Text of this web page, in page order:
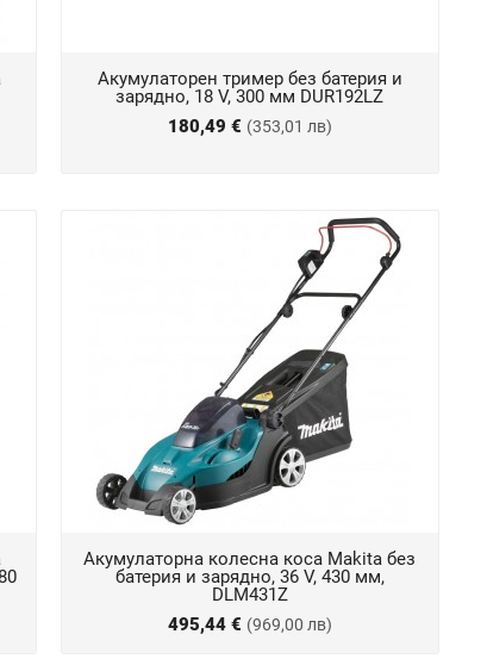
Акумулаторен тример без батерия и
зарядно, 18 V, 300 мм DUR192LZ
180,49 € (353,01 лв)
Акумулаторна колесна коса Makita без
батерия и зарядно, 36 V, 430 мм,
DLM431Z
495,44 € (969,00 лв)